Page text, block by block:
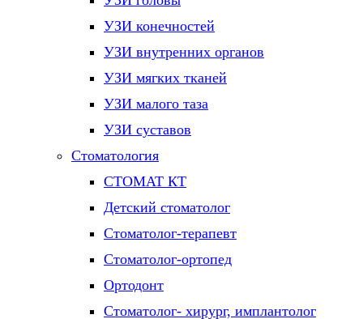
УЗИ конечностей
УЗИ внутренних органов
УЗИ мягких тканей
УЗИ малого таза
УЗИ суставов
Стоматология
СТОМАТ КТ
Детский стоматолог
Стоматолог-терапевт
Стоматолог-ортопед
Ортодонт
Стоматолог- хирург, имплантолог